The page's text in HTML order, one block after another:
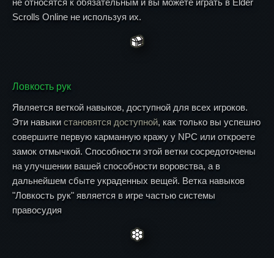
не относятся к обязательным и вы можете играть в Elder
Scrolls Online не используя их.
Ловкость рук
Является веткой навыков, доступной для всех игроков.
Эти навыки становятся доступной, как только вы успешно
совершите первую карманную кражу у NPC или откроете
замок отмычкой. Способности этой ветки сосредоточены
на улучшении вашей способности воровства, а в
дальнейшем сбыте украденных вещей. Ветка навыков
"Ловкость рук" является в игре частью системы
правосудия